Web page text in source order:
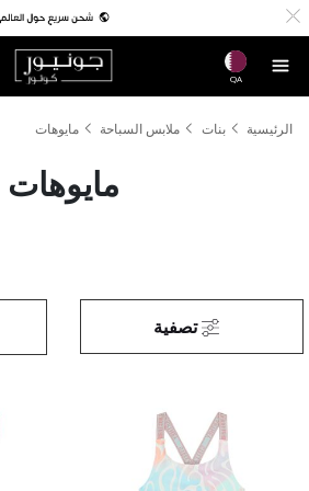
QA
الرئيسية بنات ملابس السباحة مايوهات
مايوهات
تصفية